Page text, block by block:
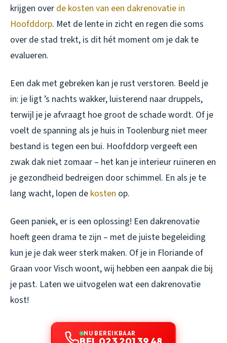
krijgen over de kosten van een dakrenovatie in
Hoofddorp. Met de lente in zicht en regen die soms
over de stad trekt, is dit hét moment om je dak te
evalueren.
Een dak met gebreken kan je rust verstoren. Beeld je
in: je ligt ’s nachts wakker, luisterend naar druppels,
terwijl je je afvraagt hoe groot de schade wordt. Of je
voelt de spanning als je huis in Toolenburg niet meer
bestand is tegen een bui. Hoofddorp vergeeft een
zwak dak niet zomaar – het kan je interieur ruïneren en
je gezondheid bedreigen door schimmel. En als je te
lang wacht, lopen de kosten op.
Geen paniek, er is een oplossing! Een dakrenovatie
hoeft geen drama te zijn – met de juiste begeleiding
kun je je dak weer sterk maken. Of je in Floriande of
Graan voor Visch woont, wij hebben een aanpak die bij
je past. Laten we uitvogelen wat een dakrenovatie
kost!
NU BEREIKBAAR